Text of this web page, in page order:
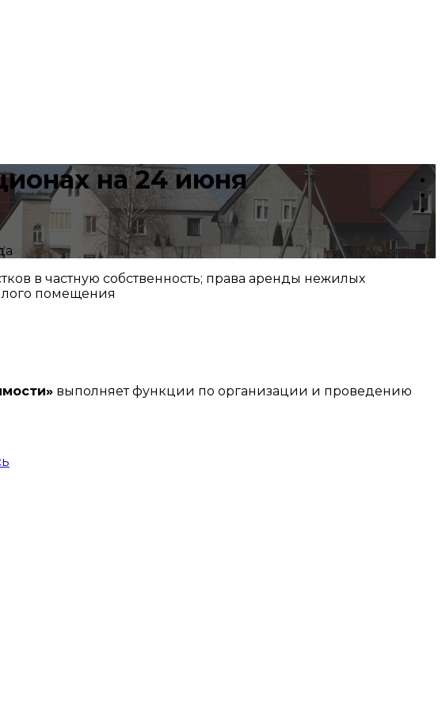
на 24 июня
в частную собственность; права аренды нежилых
помещения
выполняет функции по организации и проведению